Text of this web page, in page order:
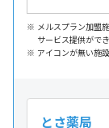
メルスプラン加盟施
サービス提供がで
アイコンが無い施
とさ薬局